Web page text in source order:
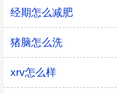
经期怎么减肥
猪脑怎么洗
xrv怎么样